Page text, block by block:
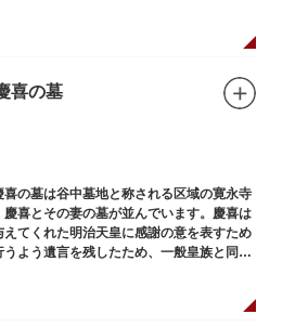
文字を使っています。
喜の墓
の墓は谷中墓地と称される区域の寛永寺
喜とその妻の墓が並んでいます。慶喜は
てくれた明治天皇に感謝の意を表すため
よう遺言を残したため、一般皇族と同じ